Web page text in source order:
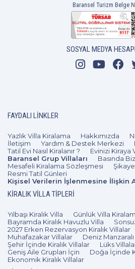
Baransel Turizm Belge
SOSYAL MEDYA
FAYDALI LINKLER
Yazlık Villa Kiralama Hakkımızda
İletişim
Yardım & Destek Merkezi
Tatil Evi Nasıl Kiralanır ?
Evinizi Kiraya
Baransel Grup Villaları
Basında Biz
Mesafeli Kiralama Sözleşmesi
Resmi Tatil Günleri
Kişisel Verilerin İşlenmesine İlişkin
KIRALIK VILLA TIPLERI
Yılbaşı Kiralık Villa Günlük Villa
Bayramda Kiralık Havuzlu Villa
2027 Erken Rezervasyon Kiralık Villalar
Muhafazakar Villalar
Deniz
Şehir İçinde Kiralık Villalar
Lüks
Geniş Aile Grupları İçin
Doğa İçinde
Ekonomik Kiralık Villalar